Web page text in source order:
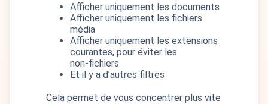
Afficher uniquement les documents
Afficher uniquement les fichiers
média
Afficher uniquement les extensions
courantes, pour éviter les
non‑fichiers
Et il y a d’autres filtres
Cela permet de vous concentrer plus vite